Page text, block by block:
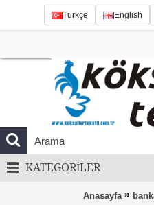
Türkçe English
KATEGORILER
Anasayfa »